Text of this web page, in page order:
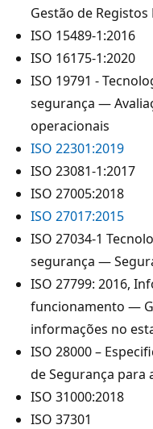
Gestão de
ISO 15489-1:2016
ISO 16175-1:2020
ISO 19791 -
segurança —
operacionais
ISO 22301:2019
ISO 23081-1:2017
ISO 27005:2018
ISO 27017:2015
ISO 27034-1
segurança —
ISO 27799: 2016,
funcionamento —
informações no
ISO 28000 –
de Segurança para
ISO 31000:2018
ISO 37301